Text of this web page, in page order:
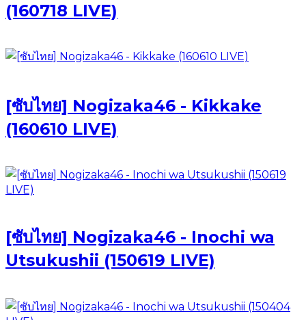
(160718 LIVE)
[ซับไทย] Nogizaka46 - Kikkake
(160610 LIVE)
[ซับไทย] Nogizaka46 - Inochi wa
Utsukushii (150619 LIVE)